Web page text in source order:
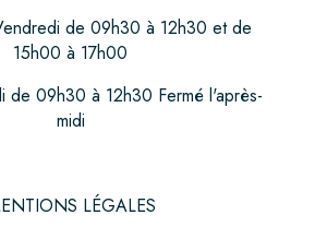
de 09h30 à 12h30 et de
15h00 à 17h00
de 09h30 à 12h30 Fermé l'après-
midi
LÉGALES